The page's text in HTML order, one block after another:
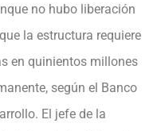
no hubo liberación
la estructura requiere
en quinientos millones
según el Banco
El jefe de la